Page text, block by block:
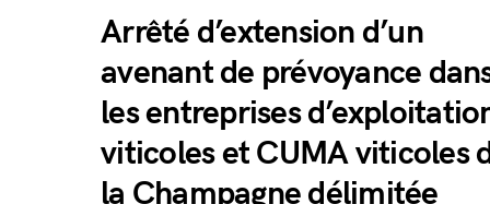
Arrêté d’extension d’un
avenant de prévoyance
les entreprises
viticoles et CUMA viticoles
la Champagne délimitée